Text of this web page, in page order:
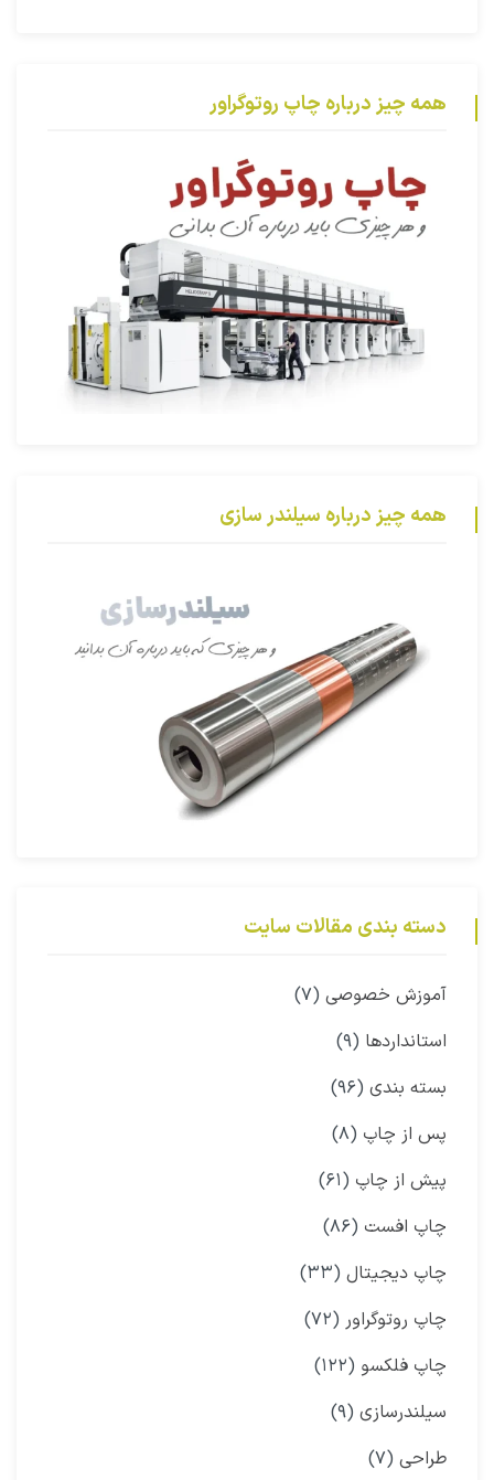
همه چیز درباره چاپ روتوگراور
همه چیز درباره سیلندر سازی
دسته بندی مقالات سایت
آموزش خصوصی (۷)
استانداردها (۹)
بسته بندی (۹۶)
پس از چاپ (۸)
پیش از چاپ (۶۱)
چاپ افست (۸۶)
چاپ دیجیتال (۳۳)
چاپ روتوگراور (۷۲)
چاپ فلکسو (۱۲۲)
سیلندرسازی (۹)
طراحی (۷)